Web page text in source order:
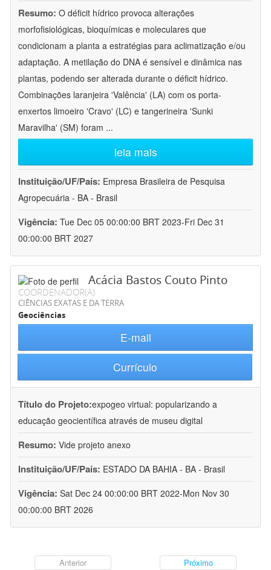
Resumo: O déficit hídrico provoca alterações
morfofisiológicas, bioquímicas e moleculares que
condicionam a planta a estratégias para aclimatização e/ou
adaptação. A metilação do DNA é sensível e dinâmica nas
plantas, podendo ser alterada durante o déficit hídrico.
Combinações laranjeira 'Valência' (LA) com os porta-
enxertos limoeiro 'Cravo' (LC) e tangerineira 'Sunki
Maravilha' (SM) foram ...
leia mais
Instituição/UF/País: Empresa Brasileira de Pesquisa
Agropecuária - BA - Brasil
Vigência: Tue Dec 05 00:00:00 BRT 2023-Fri Dec 31
00:00:00 BRT 2027
Acácia Bastos Couto Pinto
COORDENADOR(A)
CIÊNCIAS EXATAS E DA TERRA
Geociências
E-mail
Currículo
Título do Projeto:expogeo virtual: popularizando a
educação geocientífica através de museu digital
Resumo: Vide projeto anexo
Instituição/UF/País: ESTADO DA BAHIA - BA - Brasil
Vigência: Sat Dec 24 00:00:00 BRT 2022-Mon Nov 30
00:00:00 BRT 2026
Anterior Próximo